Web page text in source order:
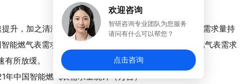
升，加之清洁能源天然气的快速发展，带动智能燃气表需求量持
能燃气表需求量呈现不断增长态势，2021年中国智能燃气表需求
所放缓。
年中国智能燃气表需求量统计（万台）
欢迎咨询
智研咨询专业团队为您服务
请问有什么可以帮您？
点击咨询